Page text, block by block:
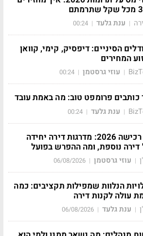
| ענת גלעד |
00:24
הסיניים: דיפסיק, קימי, קוואן
המחירים
| עוזי גרסטמן |
00:24
כותבים פרומפט טוב: מה באמת עובד
| ענת גלעד |
00:24
מס רכישה 2026: מדרגות דירה יחידה
דירה נוספת, ומה ההפרש בפועל
| עוזי גרסטמן |
06/08/2026
הנלוות שמפילות תקציבים: כמה
עולה לקנות דירה
| ענת גלעד |
06/08/2026